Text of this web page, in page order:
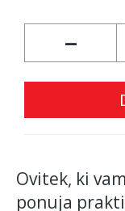
-
Ovitek, ki vam
ponuja